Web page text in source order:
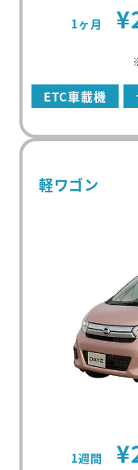
1ヶ月
ETC車載機
軽ワゴン
1週間